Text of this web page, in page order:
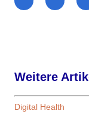
Weitere
Digital Health